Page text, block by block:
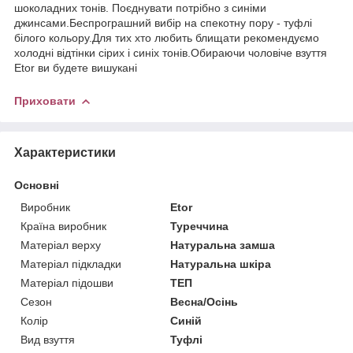
шоколадних тонів. Поєднувати потрібно з синіми
джинсами.Беспрограшний вибір на спекотну пору - туфлі
білого кольору.Для тих хто любить блищати рекомендуємо
холодні відтінки сірих і синіх тонів.Обираючи чоловіче взуття
Etor ви будете вишукані
Приховати
Характеристики
Основні
Виробник
Etor
Країна виробник
Туреччина
Матеріал верху
Натуральна замша
Матеріал підкладки
Натуральна шкіра
Матеріал підошви
ТЕП
Сезон
Весна/Осінь
Колір
Синій
Вид взуття
Туфлі